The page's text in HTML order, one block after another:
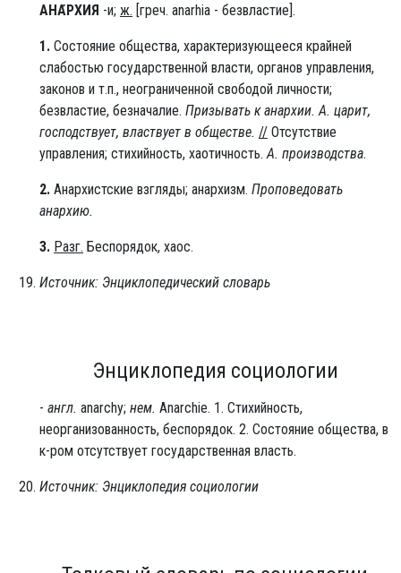
АНА́РХИЯ -и; ж. [греч. anarhia - безвластие].
1. Состояние общества, характеризующееся крайней
слабостью государственной власти, органов управления,
законов и т.п., неограниченной свободой личности;
безвластие, безначалие. Призывать к анархии. А. царит,
господствует, властвует в обществе. // Отсутствие
управления; стихийность, хаотичность. А. производства.
2. Анархистские взгляды; анархизм. Проповедовать
анархию.
3. Разг. Беспорядок, хаос.
Источник: Энциклопедический словарь
Энциклопедия социологии
- англ. anarchy; нем. Anarchie. 1. Стихийность,
неорганизованность, беспорядок. 2. Состояние общества, в
к-ром отсутствует государственная власть.
Источник: Энциклопедия социологии